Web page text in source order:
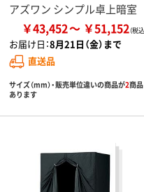
アズワン シンプル卓上暗室
￥43,452 ￥51,152
お届け日：8月21日（金）まで
直送品
サイズ（mm）・販売単位違いの商品が2商品
あります